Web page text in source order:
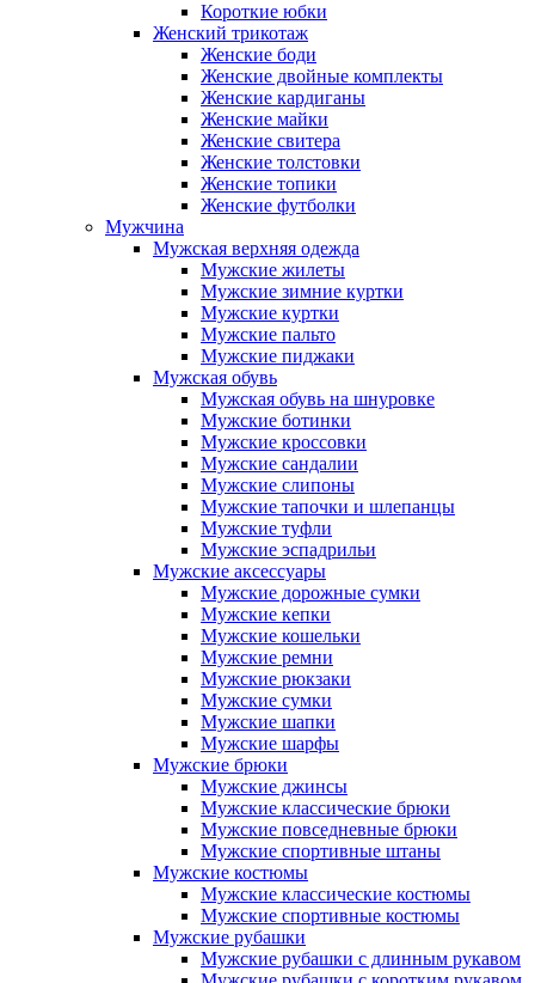
Короткие юбки
Женский трикотаж
Женские боди
Женские двойные комплекты
Женские кардиганы
Женские майки
Женские свитера
Женские толстовки
Женские топики
Женские футболки
Мужчина
Мужская верхняя одежда
Мужские жилеты
Мужские зимние куртки
Мужские куртки
Мужские пальто
Мужские пиджаки
Мужская обувь
Мужская обувь на шнуровке
Мужские ботинки
Мужские кроссовки
Мужские сандалии
Мужские слипоны
Мужские тапочки и шлепанцы
Мужские туфли
Мужские эспадрильи
Мужские аксессуары
Мужские дорожные сумки
Мужские кепки
Мужские кошельки
Мужские ремни
Мужские рюкзаки
Мужские сумки
Мужские шапки
Мужские шарфы
Мужские брюки
Мужские джинсы
Мужские классические брюки
Мужские повседневные брюки
Мужские спортивные штаны
Мужские костюмы
Мужские классические костюмы
Мужские спортивные костюмы
Мужские рубашки
Мужские рубашки с длинным рукавом